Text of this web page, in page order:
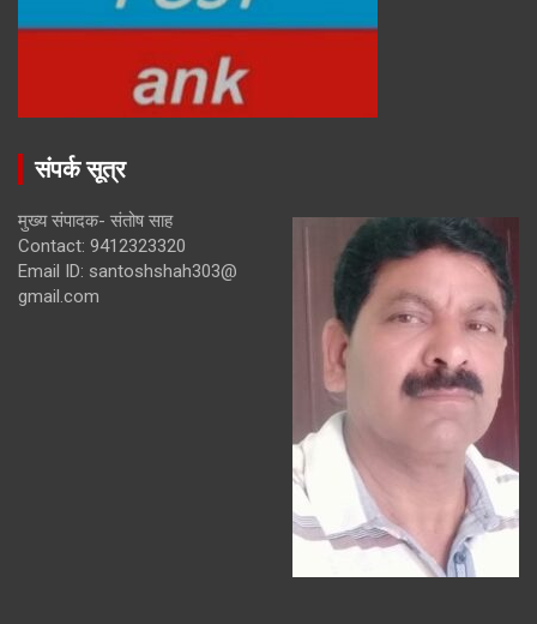
संपर्क सूत्र
मुख्य संपादक- संतोष साह
Contact: 9412323320
Email ID: santoshshah303@
gmail.com